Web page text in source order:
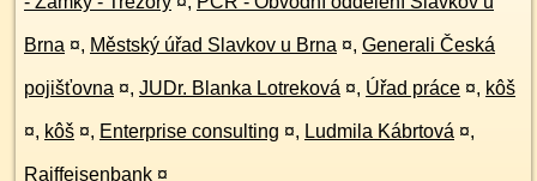
Brna ¤, Městský úřad Slavkov u Brna ¤, Generali Česká
pojišťovna ¤, JUDr. Blanka Lotreková ¤, Úřad práce ¤, kôš
¤, kôš ¤, Enterprise consulting ¤, Ludmila Kábrtová ¤,
Raiffeisenbank ¤